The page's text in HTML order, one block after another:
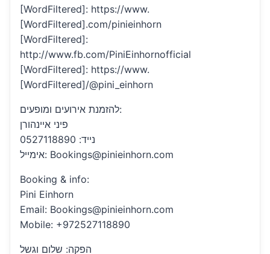
[WordFiltered]: https://www.
[WordFiltered].com/pinieinhorn
[WordFiltered]:
http://www.fb.com/PiniEinhornofficial
[WordFiltered]: https://www.
[WordFiltered]/@pini_einhorn
להזמנת אירועים ומופעים:
פיני איינהורן
נייד: 0527118890
אימייל: Bookings@pinieinhorn.com
Booking & info:
Pini Einhorn
Email: Bookings@pinieinhorn.com
Mobile: +972527118890
הפקה: שלום וגשל